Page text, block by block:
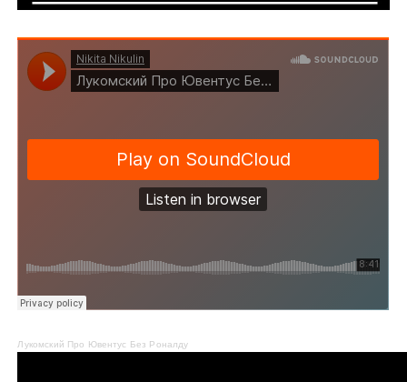
Лукомский Про Ювентус Без Роналду